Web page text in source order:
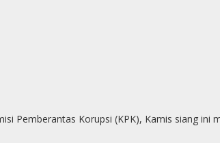
Pemberantas Korupsi (KPK), Kamis siang